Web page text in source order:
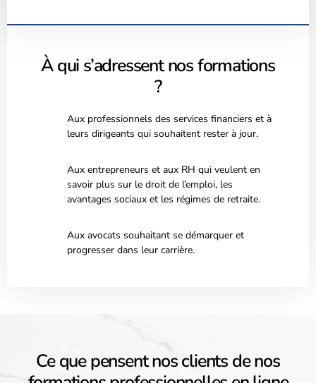
À qui s’adressent nos formations
?
Aux professionnels des services financiers et à
leurs dirigeants qui souhaitent rester à jour.
Aux entrepreneurs et aux RH qui veulent en
savoir plus sur le droit de l’emploi, les
avantages sociaux et les régimes de retraite.
Aux avocats souhaitant se démarquer et
progresser dans leur carrière.
Ce que pensent nos clients de nos